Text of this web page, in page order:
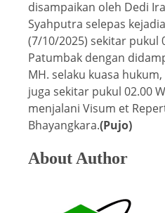
disampaikan oleh Dedi
Syahputra selepas
(7/10/2025) sekitar pukul
Patumbak dengan
MH. selaku kuasa
juga sekitar pukul 02.00
menjalani Visum et
Bhayangkara.(Pujo)
About Author